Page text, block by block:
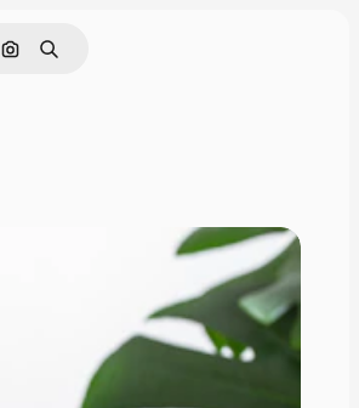
Поиск по изображению
Поиск